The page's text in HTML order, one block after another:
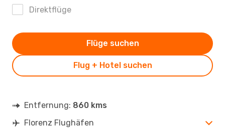
Direktflüge
Flug + Hotel suchen
Flüge suchen
Entfernung: 860 kms
Florenz Flughäfen